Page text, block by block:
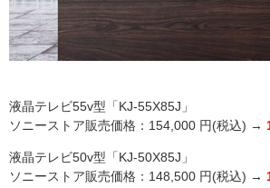
液晶テレビ55v型「KJ-55X85J」
ソニーストア販売価格：154,000 円(税込) →
液晶テレビ50v型「KJ-50X85J」
ソニーストア販売価格：148,500 円(税込) →